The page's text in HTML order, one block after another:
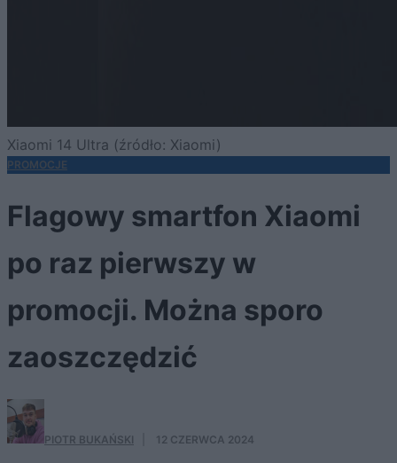
Xiaomi 14 Ultra (źródło: Xiaomi)
PROMOCJE
Flagowy smartfon Xiaomi
po raz pierwszy w
promocji. Można sporo
zaoszczędzić
PIOTR BUKAŃSKI 12 CZERWCA 2024